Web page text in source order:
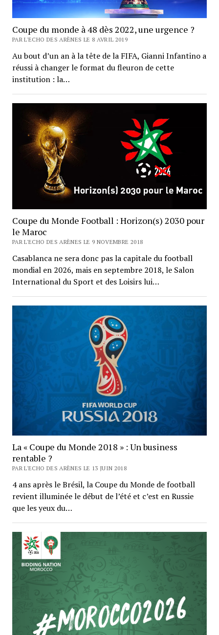
Coupe du monde à 48 dès 2022, une urgence ?
PAR L'ECHO DES ARÈNES LE 8 AVRIL 2019
Au bout d’un an à la tête de la FIFA, Gianni Infantino a
réussi à changer le format du fleuron de cette
institution : la…
Coupe du Monde Football : Horizon(s) 2030 pour
le Maroc
PAR L'ECHO DES ARÈNES LE 9 NOVEMBRE 2018
Casablanca ne sera donc pas la capitale du football
mondial en 2026, mais en septembre 2018, le Salon
International du Sport et des Loisirs lui…
La « Coupe du Monde 2018 » : Un business
rentable ?
PAR L'ECHO DES ARÈNES LE 13 JUIN 2018
4 ans après le Brésil, la Coupe du Monde de football
revient illuminée le début de l’été et c’est en Russie
que les yeux du…